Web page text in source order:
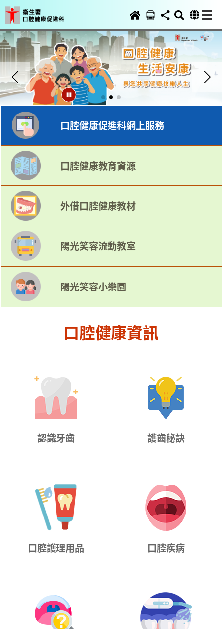
頁
口腔健康促進科網上服務
口腔健康教育資源
外借口腔健康教材
陽光笑容流動教室
陽光笑容小樂園
口腔健康資訊
認識牙齒 護齒秘訣
口腔護理用品 口腔疾病